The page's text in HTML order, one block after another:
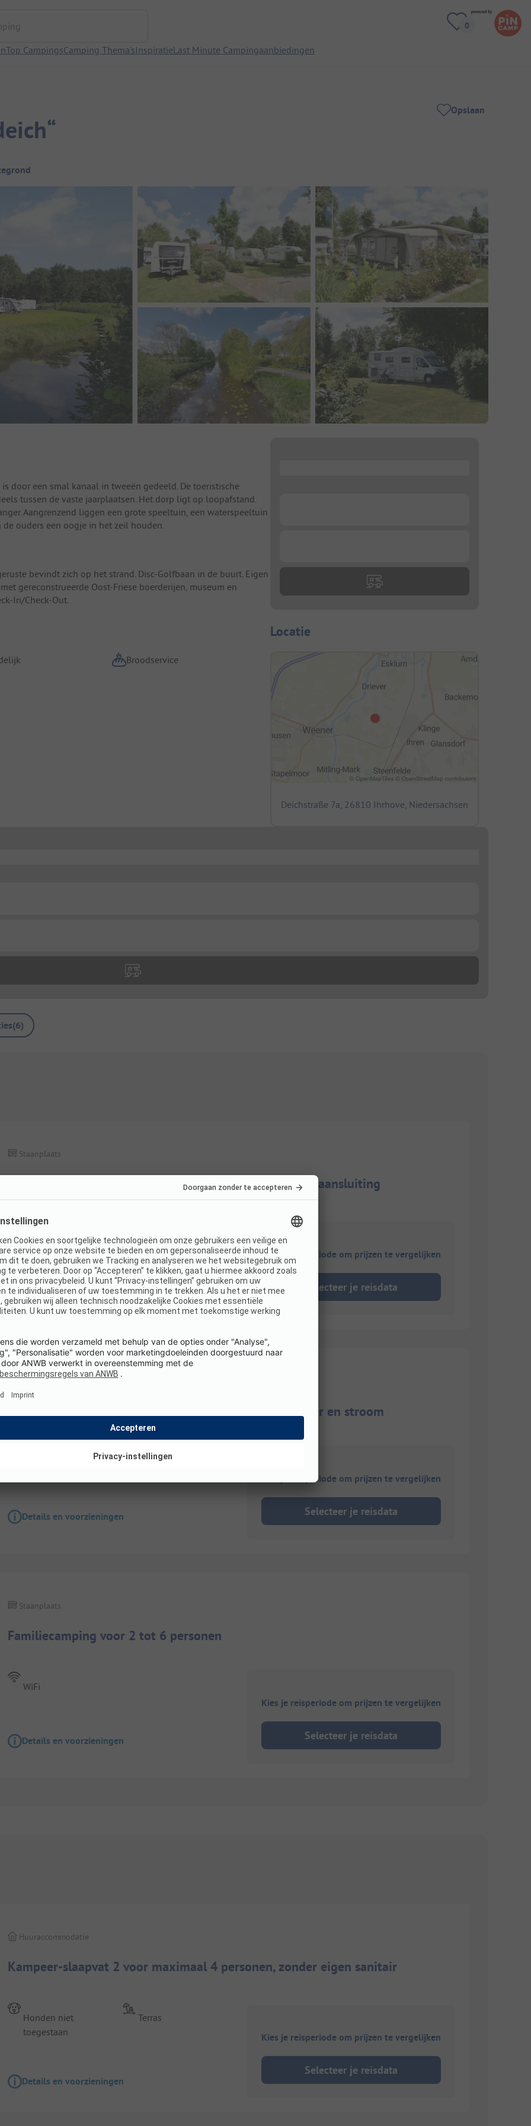
Top CampingsCamping Thema'sInspiratieLast Minute Campingaanbiedingen
Opslaan
door een smal kanaal in tweeën gedeeld. De toeristische
tussen de vaste jaarplaatsen. Het dorp ligt op loopafstand.
Aangrenzend liggen een grote speeltuin, een waterspeeltuin
ouders een oogje in het zeil houden.
bevindt zich op het strand. Disc-Golfbaan in de buurt. Eigen
gereconstrueerde Oost-Friese boerderijen, museum en
In/Check-Out.
Broodservice
Locatie
Deichstraße 7a, 26810 Ihrhove, Niedersachsen
(6)
Staanplaats voor campervans en daktenten met stroomaansluiting
Staanplaats
Honden niet
toegestaan
WiFi
Details en voorzieningen
Kies je reisperiode om prijzen te vergelijken
Selecteer je reisdata
Kampeerplaats op de eerste rij met uitzicht op het meer en stroom
Staanplaats
Details en voorzieningen
Kies je reisperiode om prijzen te vergelijken
Selecteer je reisdata
Familiecamping voor 2 tot 6 personen
Staanplaats
WiFi
Details en voorzieningen
Kies je reisperiode om prijzen te vergelijken
Selecteer je reisdata
Kampeer-slaapvat 2 voor maximaal 4 personen, zonder eigen sanitair
Huuraccommodatie
Honden niet
toegestaan
Terras
Details en voorzieningen
Kies je reisperiode om prijzen te vergelijken
Selecteer je reisdata